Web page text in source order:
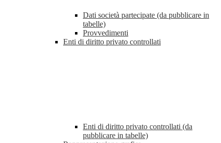
Dati società partecipate (da pubblicare in
tabelle)
Provvedimenti
Enti di diritto privato controllati
Enti di diritto privato controllati (da
pubblicare in tabelle)